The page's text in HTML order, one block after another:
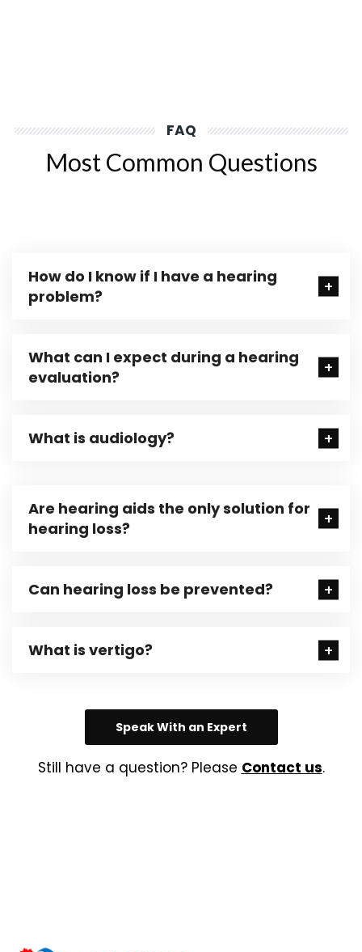
FAQ
Most Common Questions
How do I know if I have a hearing
problem?
What can I expect during a hearing
evaluation?
What is audiology?
Are hearing aids the only solution for
hearing loss?
Can hearing loss be prevented?
What is vertigo?
Speak With an Expert
Still have a question? Please Contact us.